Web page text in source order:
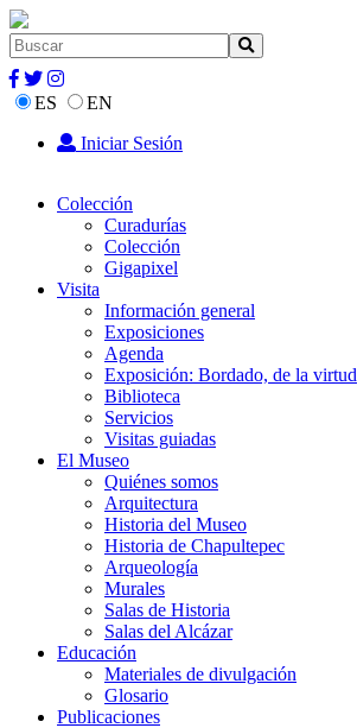
ES
EN
Iniciar Sesión
Colección
Curadurías
Colección
Gigapixel
Visita
Información general
Exposiciones
Agenda
Exposición: Bordado, de la virtud
Biblioteca
Servicios
Visitas guiadas
El Museo
Quiénes somos
Arquitectura
Historia del Museo
Historia de Chapultepec
Arqueología
Murales
Salas de Historia
Salas del Alcázar
Educación
Materiales de divulgación
Glosario
Publicaciones